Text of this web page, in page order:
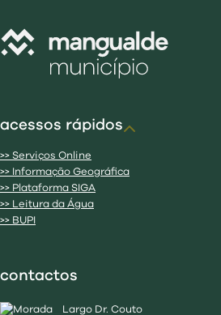
acessos rápidos
>> Serviços Online
>> Informação Geográfica
>> Plataforma SIGA
>> Leitura da Água
>> BUPI
contactos
Largo Dr. Couto